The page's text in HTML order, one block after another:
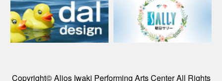
Copyright© Alios Iwaki Performing Arts Center All Rights